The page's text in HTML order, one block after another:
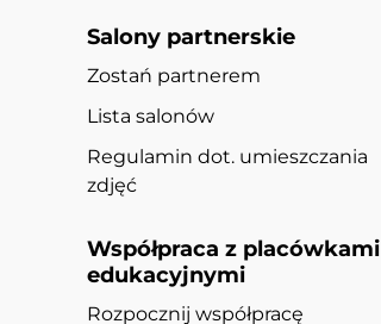
Salony partnerskie
Zostań partnerem
Lista salonów
Regulamin dot. umieszczania
zdjęć
Współpraca z placówkami
edukacyjnymi
Rozpocznij współpracę